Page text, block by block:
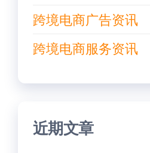
跨境电商广告资讯
跨境电商服务资讯
近期文章